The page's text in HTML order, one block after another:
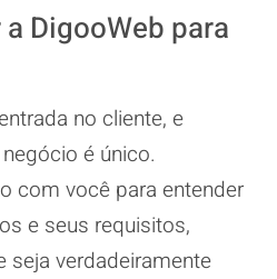
DigooWeb para
no cliente, e
é único.
com você para entender
e seus requisitos,
seja verdadeiramente